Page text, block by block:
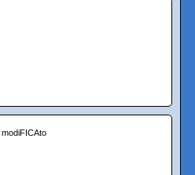
modiFICAto